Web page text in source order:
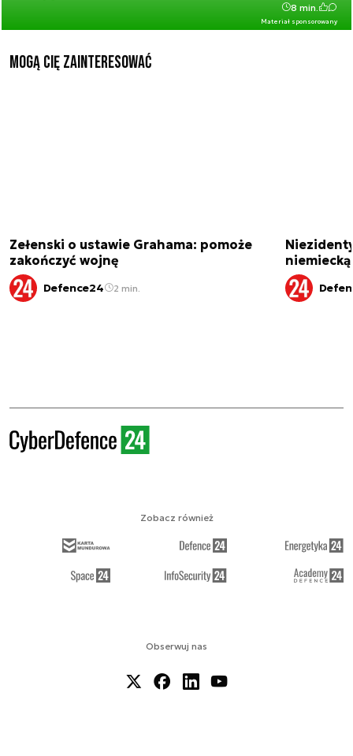
Materiał sponsorowany
8 min.
Mogą Cię zainteresować
Zełenski o ustawie Grahama: pomoże
zakończyć wojnę
Defence24 2 min.
Obserwuj nas
Zobacz również